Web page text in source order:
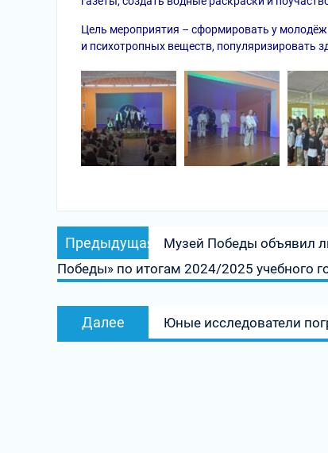
Цель мероприятия – сформировать у
и психотропных веществ, популяризировать
Навигация
по
записям
Предыдущая
Предыдущая
запись:
Музей Победы объявил
Победы» по итогам 2024/2025 учебного
Далее
запись:
Юные исследователи